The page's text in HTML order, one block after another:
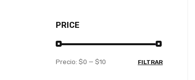
PRICE
FILTRAR
Precio: $0 — $10